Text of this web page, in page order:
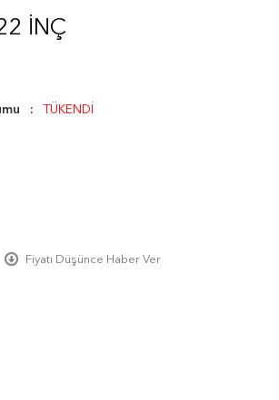
İNÇ
TÜKENDİ
Fiyatı Düşünce Haber Ver